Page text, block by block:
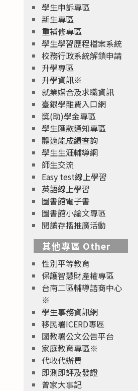
學生申訴專區
新生專區
重補修專區
學生學習歷程檔案系統
校務行政系統解鎖申請
升學專區
升學資訊※
就業媒合及求職資訊
臺銀學雜費入口網
獎(助)學金專區
學生匯款通知專區
體適能成績查詢
學生生涯輔導網
師生交流
Easy test線上學習
英語線上學習
圖書館電子書
圖書館小論文專區
閱讀存摺推廣活動
其他專區 Other
性別平等教育
保護智慧財產權專區
台南二區輔導諮商中心
※
學生事務資訊網
移民署ICERD專區
國教署公文公告平台
家庭教育專區※
代收代辦費
即測即評及發證
曾家大事記